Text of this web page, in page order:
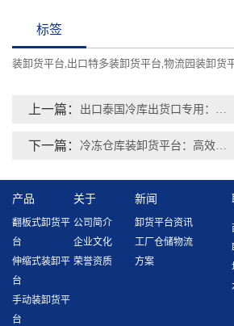
标签
装卸货平台,出口特多装卸货平台,物流园装卸货
上一篇： 出口泰国冷库出货口专用：西朗集装箱卸货平台
下一篇： 冷冻仓库装卸货平台：高效冷链物流的关键枢纽
产品
翻板式卸货平
台
伸缩式装卸平
台
手动装卸货平
台
关于
公司简介
企业文化
荣誉资质
新闻
卸货平台资讯
工厂仓储物流
方案